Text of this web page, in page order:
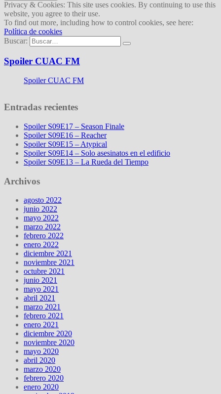
Privacy & Cookies: This site uses cookies. By continuing to use this
website, you agree to their use.
To find out more, including how to control cookies, see here:
Política de cookies
Buscar:
Spoiler CUAC FM
Spoiler CUAC FM
Entradas recientes
Spoiler S09E17 – Season Finale
Spoiler S09E16 – Reacher
Spoiler S09E15 – Atypical
Spoiler S09E14 – Solo asesinatos en el edificio
Spoiler S09E13 – La Rueda del Tiempo
Archivos
agosto 2022
junio 2022
mayo 2022
marzo 2022
febrero 2022
enero 2022
diciembre 2021
noviembre 2021
octubre 2021
junio 2021
mayo 2021
abril 2021
marzo 2021
febrero 2021
enero 2021
diciembre 2020
noviembre 2020
mayo 2020
abril 2020
marzo 2020
febrero 2020
enero 2020